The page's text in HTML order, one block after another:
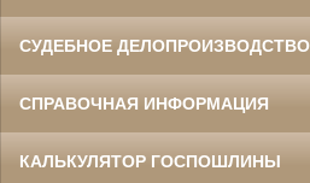
СУДЕБНОЕ ДЕЛОПРОИЗВОДСТВО
СПРАВОЧНАЯ ИНФОРМАЦИЯ
КАЛЬКУЛЯТОР ГОСПОШЛИНЫ